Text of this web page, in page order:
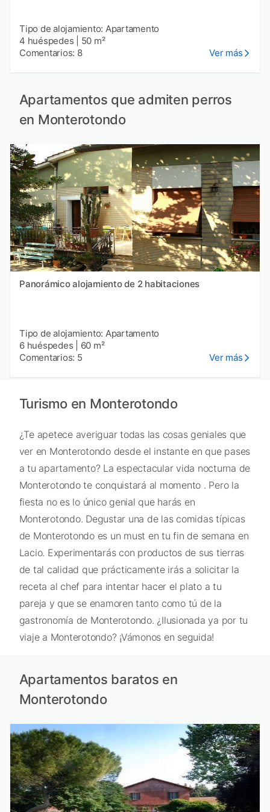
Tipo de alojamiento: Apartamento
4 huéspedes
50 m²
Comentarios: 8
Ver más
Apartamentos que admiten perros
en Monterotondo
Panorámico alojamiento de 2 habitaciones
Tipo de alojamiento: Apartamento
6 huéspedes
60 m²
Comentarios: 5
Ver más
Turismo en Monterotondo
¿Te apetece averiguar todas las cosas geniales que
ver en Monterotondo desde el instante en que pases
a tu apartamento? La espectacular vida nocturna de
Monterotondo te conquistará al momento . Pero la
fiesta no es lo único genial que harás en
Monterotondo. Degustar una de las comidas típicas
de Monterotondo es un must en tu fin de semana en
Lacio. Experimentarás con productos de sus tierras
de tal calidad que prácticamente irás a solicitar la
receta al chef para intentar hacer el plato a tu
pareja y que se enamoren tanto como tú de la
gastronomía de Monterotondo. ¿Ilusionada ya por tu
viaje a Monterotondo? ¡Vámonos en seguida!
Apartamentos baratos en
Monterotondo